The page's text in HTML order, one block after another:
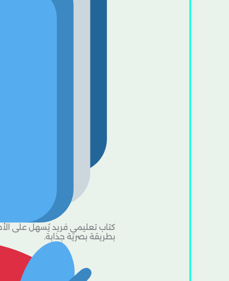
كتاب تعليمي فريد يُسهل على
بطريقة بصرية جذابة.